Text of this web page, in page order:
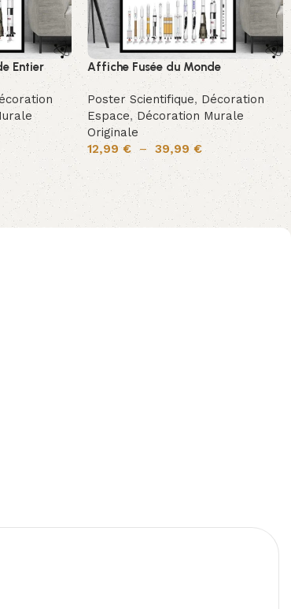
Entier Affiche Fusée du Monde
Poster Scientifique, Décoration
Espace,Décoration Murale
Originale
12,99€ – 39,99€